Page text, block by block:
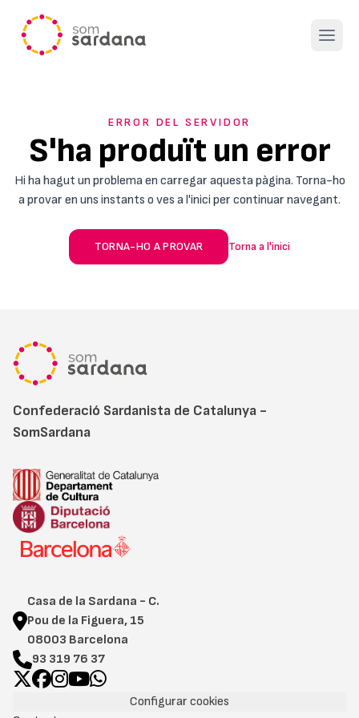
Open
ERROR DEL SERVIDOR
S'ha produït un error
Hi ha hagut un problema en carregar aquesta pàgina. Torna-ho
a provar en uns instants o ves a l'inici per continuar navegant.
TORNA-HO A PROVAR Torna a l'inici
Confederació Sardanista de Catalunya -
SomSardana
Casa de la Sardana - C.
Pou de la Figuera, 15
08003 Barcelona
93 319 76 37
Configurar cookies